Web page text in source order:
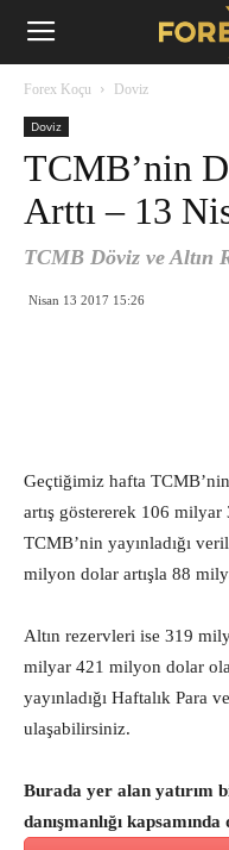
Forex
Forex Koçu Doviz
Doviz
TCMB’nin
Arttı – 13
TCMB Döviz ve Altın
Nisan 13 2017 15:26
Geçtiğimiz hafta
artış göstererek 106
TCMB’nin yayınladığı
milyon dolar artışla 88
Altın rezervleri ise 319
milyar 421 milyon dolar
yayınladığı Haftalık Para
ulaşabilirsiniz.
Burada yer alan yatırım
danışmanlığı